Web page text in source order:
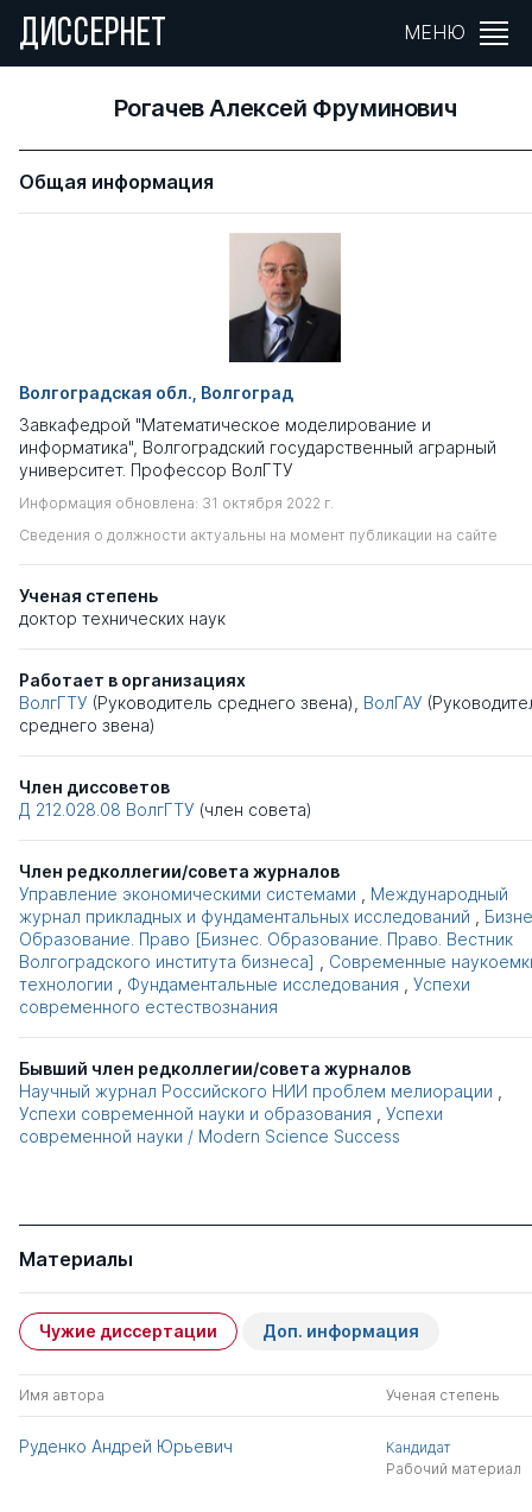
ДИССЕРНЕТ МЕНЮ
Рогачев Алексей Фруминович
Общая информация
Волгоградская обл., Волгоград
Завкафедрой "Математическое моделирование и
информатика", Волгоградский государственный аграрный
университет. Профессор ВолГТУ
Информация обновлена: 31 октября 2022 г.
Сведения о должности актуальны на момент публикации на сайте
Ученая степень
доктор технических наук
Работает в организациях
ВолгГТУ (Руководитель среднего звена), ВолГАУ
среднего звена)
Член диссоветов
Д 212.028.08 ВолгГТУ (член совета)
Член редколлегии/совета журналов
Управление экономическими системами
Международный
журнал прикладных и фундаментальных исследований
Образование. Право [Бизнес. Образование. Право. Вестник
Волгоградского института бизнеса]
Современные
технологии
Фундаментальные исследования
Успехи
современного естествознания
Бывший член редколлегии/совета журналов
Научный журнал Российского НИИ проблем мелиорации
Успехи современной науки и образования
Успехи
современной науки / Modern Science Success
Материалы
Чужие диссертации Доп. информация
Имя автора Ученая степень
Руденко Андрей Юрьевич
Кандидат
Рабочий материал